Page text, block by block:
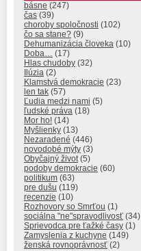
básne (247)
čas (39)
choroby spoločnosti (102)
čo sa stane? (9)
Dehumanizácia človeka (10)
Doba… (17)
Hlas chudoby (32)
Ilúzia (2)
Klamstvá demokracie (23)
len tak (57)
Ľudia medzi nami (5)
ľudské práva (18)
Mor ho! (14)
Myšlienky (13)
Nezaradené (446)
novodobé mýty (3)
Obyčajný život(5)
podoby demokracie (60)
politikum (63)
pre dušu (119)
recenzie (10)
Rozhovory so Smrťou (1)
sociálna "ne"spravodlivosť (34)
Sprievodca pre ťažké časy (1)
Zamyslenia z kuchyne (149)
ženská rovnoprávnosť (2)